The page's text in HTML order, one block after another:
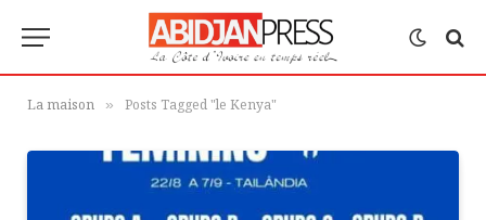
La maison » Posts Tagged "le Kenya"